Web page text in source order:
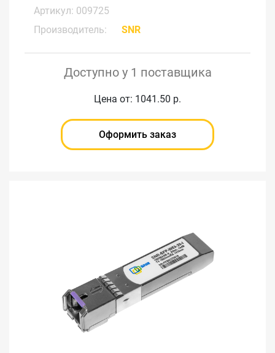
Артикул: 009725
Производитель:
SNR
Доступно у 1 поставщика
Цена от: 1041.50 р.
Оформить заказ